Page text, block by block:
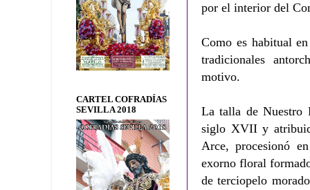
por el interior del
Como es habitual
tradicionales
motivo.
La talla de Nuestro
siglo XVII y
Arce, procesionó
exorno floral
de terciopelo
CARTEL COFRADÍAS
SEVILLA 2018